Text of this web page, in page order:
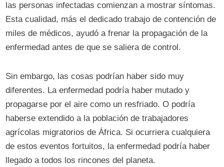
las personas infectadas comienzan a mostrar síntomas.
Esta cualidad, más el dedicado trabajo de contención de
miles de médicos, ayudó a frenar la propagación de la
enfermedad antes de que se saliera de control.
Sin embargo, las cosas podrían haber sido muy
diferentes. La enfermedad podría haber mutado y
propagarse por el aire como un resfriado. O podría
haberse extendido a la población de trabajadores
agrícolas migratorios de África. Si ocurriera cualquiera
de estos eventos fortuitos, la enfermedad podría haber
llegado a todos los rincones del planeta.